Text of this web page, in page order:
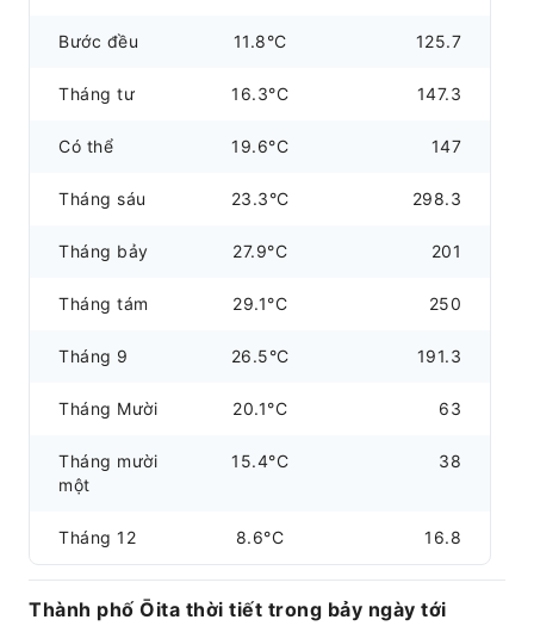
Bước đều 11.8°C 125.7
Tháng tư 16.3°C 147.3
Có thể 19.6°C 147
Tháng sáu 23.3°C 298.3
Tháng bảy 27.9°C 201
Tháng tám 29.1°C 250
Tháng 9 26.5°C 191.3
Tháng Mười 20.1°C 63
Tháng mười
một
15.4°C 38
Tháng 12 8.6°C 16.8
Thành phố Ōita thời tiết trong bảy ngày tới